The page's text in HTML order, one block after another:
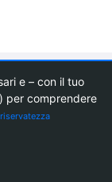
e – con il tuo
per comprendere
Protezione dei dati